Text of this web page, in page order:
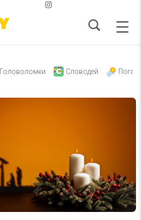
Головоломки Словодей